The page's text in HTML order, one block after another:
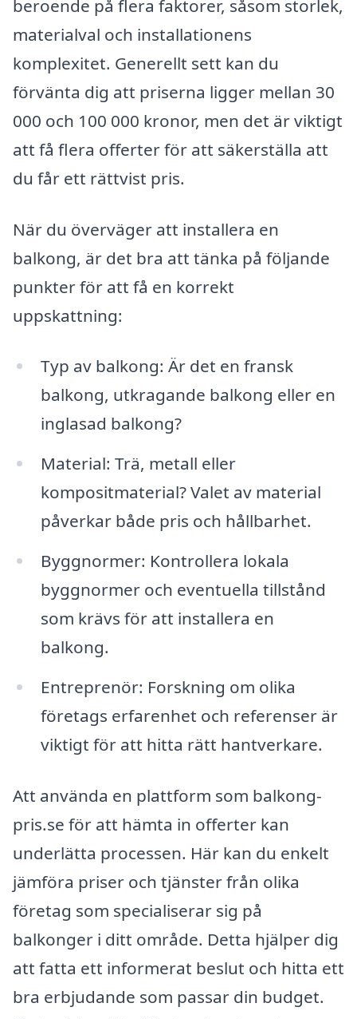
beroende på flera faktorer, såsom storlek,
materialval och installationens
komplexitet. Generellt sett kan du
förvänta dig att priserna ligger mellan 30
000 och 100 000 kronor, men det är viktigt
att få flera offerter för att säkerställa att
du får ett rättvist pris.
När du överväger att installera en
balkong, är det bra att tänka på följande
punkter för att få en korrekt
uppskattning:
Typ av balkong: Är det en fransk
balkong, utkragande balkong eller en
inglasad balkong?
Material: Trä, metall eller
kompositmaterial? Valet av material
påverkar både pris och hållbarhet.
Byggnormer: Kontrollera lokala
byggnormer och eventuella tillstånd
som krävs för att installera en
balkong.
Entreprenör: Forskning om olika
företags erfarenhet och referenser är
viktigt för att hitta rätt hantverkare.
Att använda en plattform som balkong-
pris.se för att hämta in offerter kan
underlätta processen. Här kan du enkelt
jämföra priser och tjänster från olika
företag som specialiserar sig på
balkonger i ditt område. Detta hjälper dig
att fatta ett informerat beslut och hitta ett
bra erbjudande som passar din budget.